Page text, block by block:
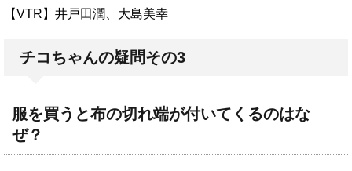
【VTR】井戸田潤、大島美幸
チコちゃんの疑問その3
服を買うと布の切れ端が付いてくるのはな
ぜ？